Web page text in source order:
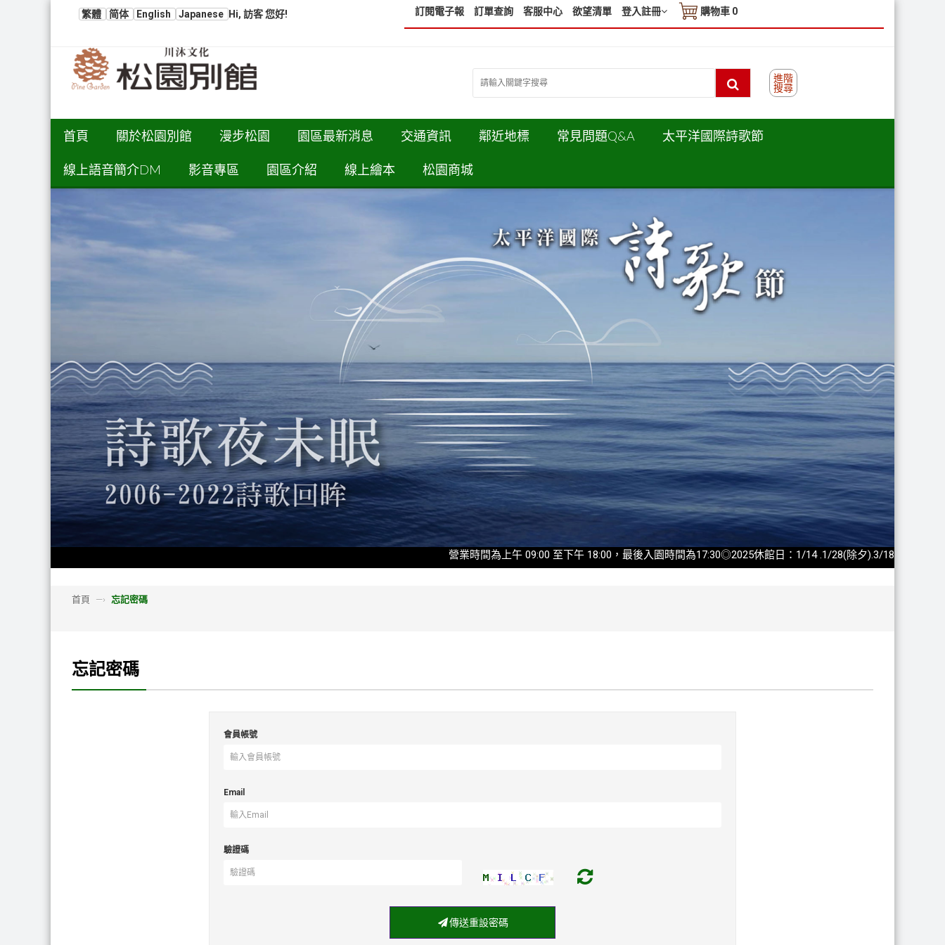
繁體 简体 English Japanese Hi, 訪客 您好! 訂閱電子報 訂單查詢 客服中心 欲望清單 登入註冊 購物車 0
進階
搜尋
首頁 關於松園別館 漫步松園 園區最新消息 交通資訊 鄰近地標 常見問題Q&A 太平洋國際詩歌節
線上語音簡介DM 影音專區 園區介紹 線上繪本 松園商城
營業時間為上午 09:00 至下午 18:00，最後入園時間為17:30◎2025休館日：1/14 .1/28(除夕).3/18.4/8.5/13.6/
首頁 —› 忘記密碼
忘記密碼
會員帳號
Email
驗證碼
傳送重設密碼